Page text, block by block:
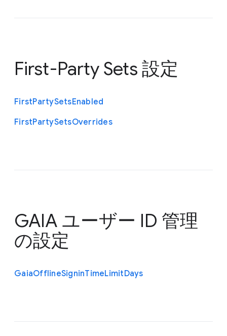
First-Party Sets 設定
FirstPartySetsEnabled
FirstPartySetsOverrides
GAIA ユーザー ID 管理
の設定
GaiaOfflineSigninTimeLimitDays